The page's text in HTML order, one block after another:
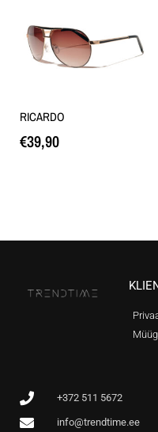
RICARDO
€39,90
+372 511 5672
info@trendtime.ee